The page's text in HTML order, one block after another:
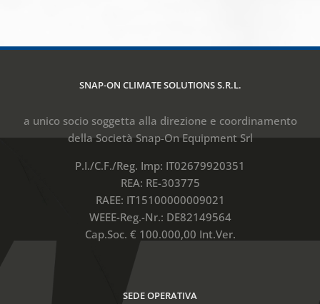
SNAP-ON CLIMATE SOLUTIONS S.R.L.
a unico socio soggetta alla direzione e coordinamento
della Società Snap-On Equipment Srl
P.I./C.F./Reg. Imp: IT02679920351
REA: RE-303775
RAEE: IT15100000009021
WEEE-Reg.-Nr.: DE82149564
Cap.Soc. € 100.000,00 Int.Ver.
SEDE OPERATIVA